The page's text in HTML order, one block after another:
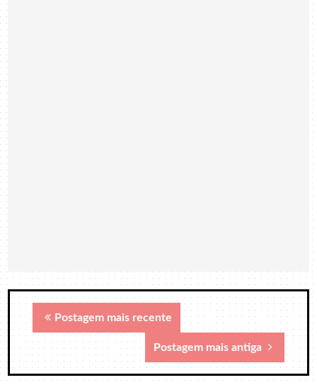
Postagem mais recente
Postagem mais antiga